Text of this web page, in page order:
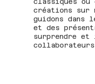
créations sur
guidons dans
et des
surprendre et